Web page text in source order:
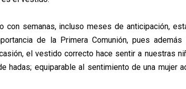
con semanas, incluso meses de anticipación,
de la Primera Comunión, pues además
el vestido correcto hace sentir a nuestras
hadas; equiparable al sentimiento de una mujer